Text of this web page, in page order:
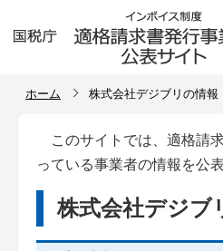
ホーム 株式会社デジブリの情報
このサイトでは、適格請
っている事業者の情報を公
株式会社デジブ